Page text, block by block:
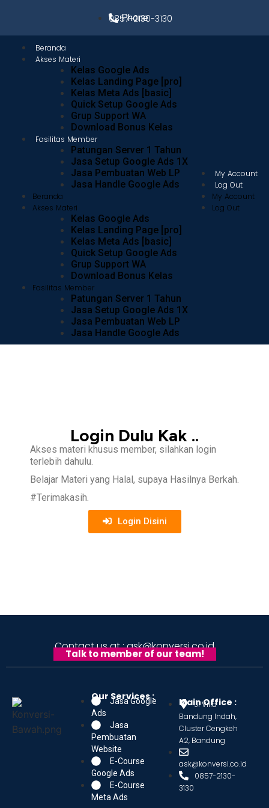
Phone
0857-2130-3130
Beranda
Akses Materi
Kelas Google Ads
Kelas Landing Page [pro]
Kelas Meta Ads [basic]
Quick Setup Google Ads
Grup Support WA
Download Bonus Kelas
Fasilitas Member
Patungan Server 1 Tahun
Jasa Setup Google Ads 1X
Jasa Pembuatan Web LP
Jasa Handle Google Ads
Beranda
Akses Materi
Kelas Google Ads
Kelas Landing Page [pro]
Kelas Meta Ads [basic]
Quick Setup Google Ads
Grup Support WA
Download Bonus Kelas
Fasilitas Member
Patungan Server 1 Tahun
Jasa Setup Google Ads 1X
Jasa Pembuatan Web LP
Jasa Handle Google Ads
My Account
Log Out
My Account
Log Out
Login Dulu Kak ..
Akses materi khusus member, silahkan login
terlebih dahulu.
Belajar Materi yang Halal, supaya Hasilnya Berkah.
#Terimakasih.
Login Disini
Contact us at : ask@konversi.co.id
Talk to member of our team!
Our Services :
Jasa Google
Ads
Jasa
Pembuatan
Website
E-Course
Google Ads
E-Course
Meta Ads
Main Office :
Jl Villa
Bandung Indah,
Cluster Cengkeh
A2, Bandung
ask@konversi.co.id
0857-2130-
3130